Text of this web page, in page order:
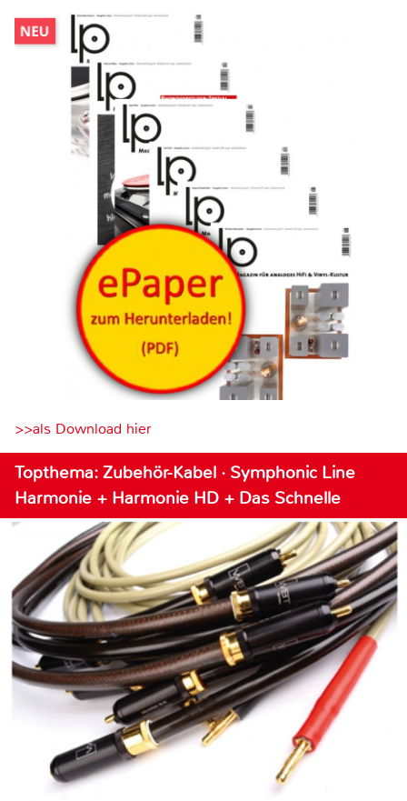
>>als Download hier
Topthema: Zubehör-Kabel · Symphonic Line
Harmonie + Harmonie HD + Das Schnelle